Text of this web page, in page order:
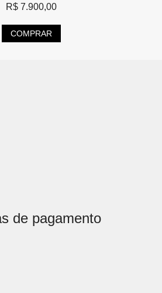
R$7.900,00
COMPRAR
de pagamento